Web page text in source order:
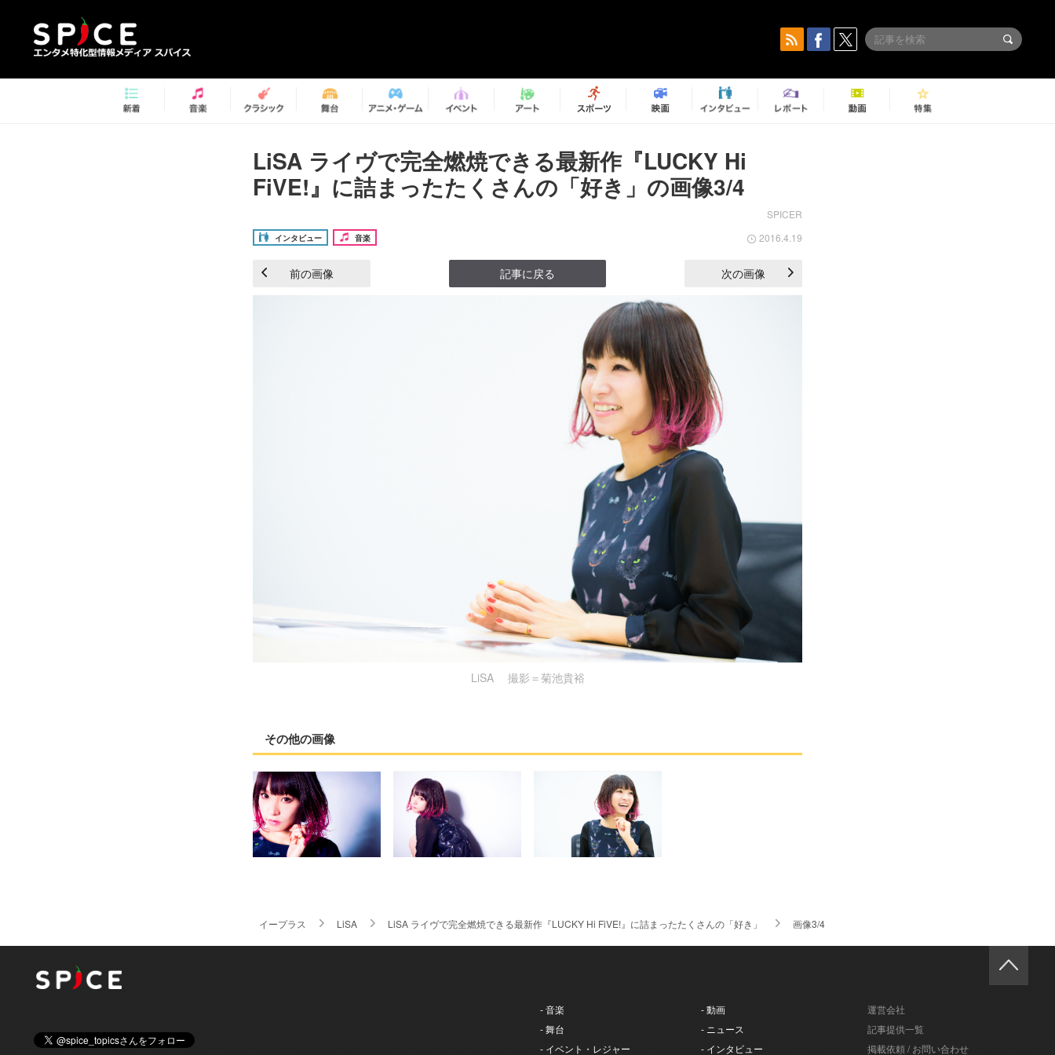
LiSA ライヴで完全燃焼できる最新作『LUCKY Hi
FiVE!』に詰まったたくさんの「好き」の画像3/4
SPICER
インタビュー 音楽 2016.4.19
前の画像 記事に戻る 次の画像
LiSA 撮影＝菊池貴裕
その他の画像
イープラス LiSA LiSA ライヴで完全燃焼できる最新作『LUCKY Hi FiVE!』に詰まったたくさんの「好き」 画像3/4
- 音楽
- 舞台
- イベント・レジャー
- 動画
- ニュース
- インタビュー
運営会社
記事提供一覧
掲載依頼 / お問い合わせ